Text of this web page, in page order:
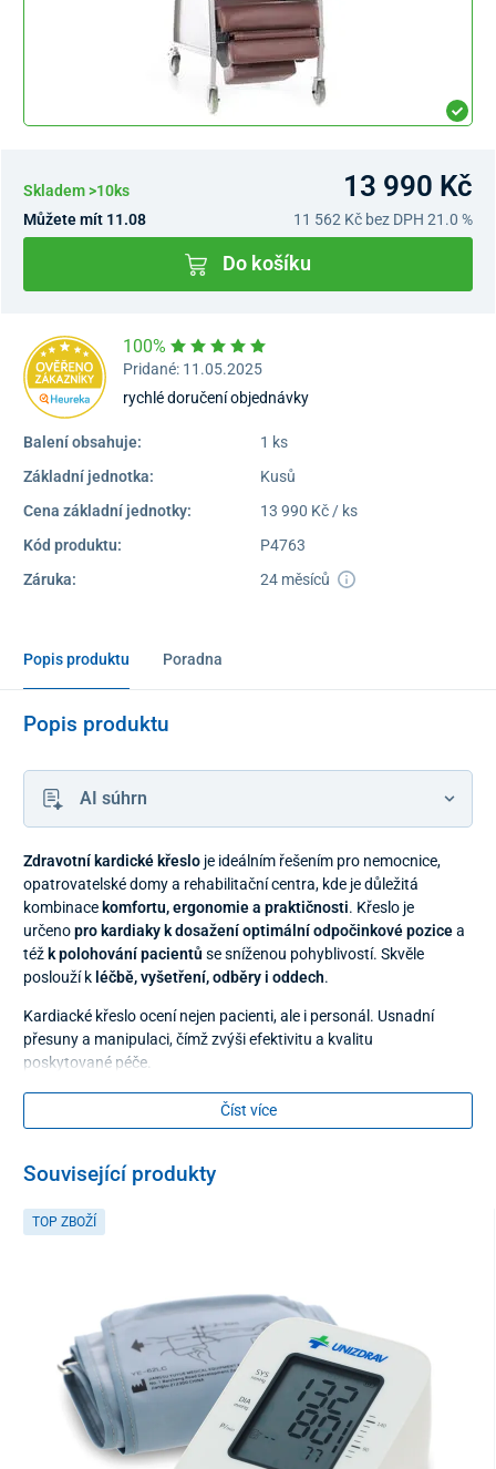
Skladem >10ks 13 990 Kč
Můžete mít 11.08 11 562 Kč bez DPH 21.0 %
Do košíku
100%
Pridané: 11.05.2025
rychlé doručení objednávky
Balení obsahuje:
1 ks
Základní jednotka:
Kusů
Cena základní jednotky:
13 990 Kč / ks
Kód produktu:
P4763
Záruka:
24 měsíců
Popis produktu Poradna
Popis produktu
AI súhrn
Zdravotní kardické křeslo je ideálním řešením pro nemocnice,
opatrovatelské domy a rehabilitační centra, kde je důležitá
kombinacekomfortu, ergonomie a praktičnosti. Křeslo je
určenopro kardiaky k dosažení optimální odpočinkové pozicea
téžk polohování pacientů se sníženou pohyblivostí. Skvěle
poslouží k léčbě, vyšetření, odběry i oddech.
Kardiacké křeslo ocení nejen pacienti, ale i personál. Usnadní
přesuny a manipulaci, čímž zvýši efektivitu a kvalitu
poskytované péče.
3 úrovně polohování
Ergonomický design tohoto vysazovacího křeslaodlehčuje páteř
Číst více
Související produkty
TOP ZBOŽÍ